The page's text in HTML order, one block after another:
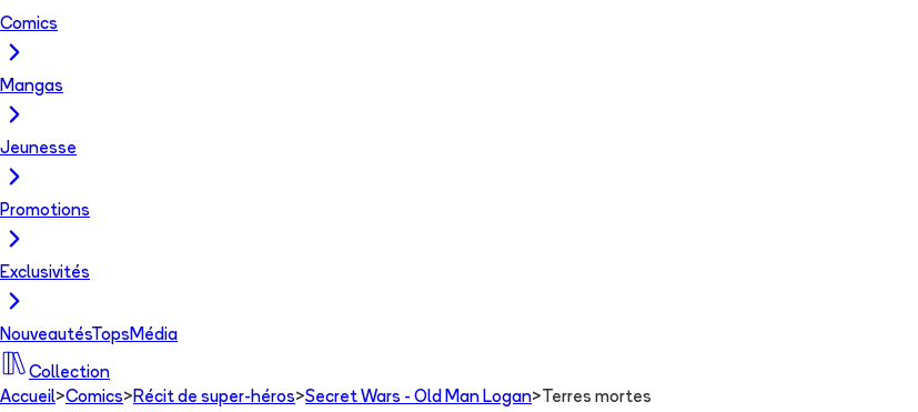
Comics
Mangas
Jeunesse
Promotions
Exclusivités
NouveautésTops Média
Collection
Accueil>Comics> Récit de super-héros>Secret Wars - Old Man Logan> Terres mortes